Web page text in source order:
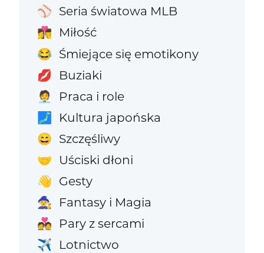
⚾ Seria światowa MLB
👩‍❤️‍💋‍👨 Miłość
😂 Śmiejące się emotikony
💋 Buziaki
🧑‍💼 Praca i role
🗾 Kultura japońska
😄 Szczęśliwy
🤝 Uściski dłoni
👋 Gesty
🧙 Fantasy i Magia
💑 Pary z sercami
✈️ Lotnictwo